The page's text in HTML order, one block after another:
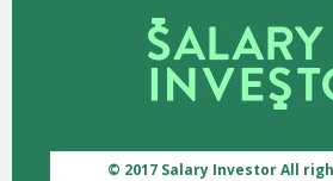
© 2017 Salary Investor All